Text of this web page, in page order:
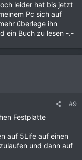
leider hat bis jetzt
Pc sich auf
überlege ihn
ein Buch zu lesen -.-
#9
Festplatte
auf 5Life auf einen
und dann auf